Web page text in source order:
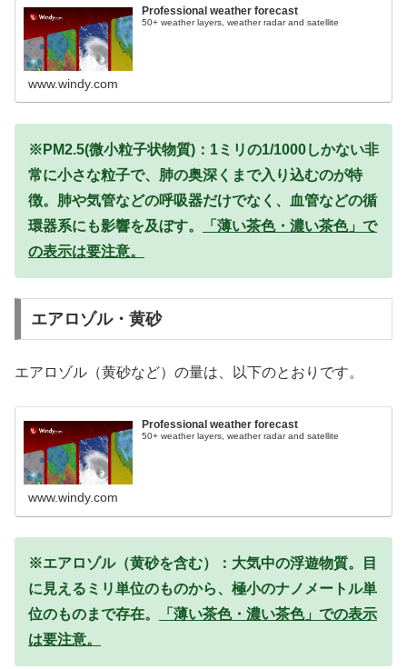
Professional weather forecast
50+ weather layers, weather radar and satellite
www.windy.com
※PM2.5(微小粒子状物質)：1ミリの1/1000しかない非
常に小さな粒子で、肺の奥深くまで入り込むのが特
徴。肺や気管などの呼吸器だけでなく、血管などの循
環器系にも影響を及ぼす。
「薄い茶色・濃い茶色」で
の表示は要注意。
エアロゾル・黄砂
エアロゾル（黄砂など）の量は、以下のとおりです。
Professional weather forecast
50+ weather layers, weather radar and satellite
www.windy.com
※エアロゾル（黄砂を含む）：大気中の浮遊物質。目
に見えるミリ単位のものから、極小のナノメートル単
位のものまで存在。
「薄い茶色・濃い茶色」での表示
は要注意。